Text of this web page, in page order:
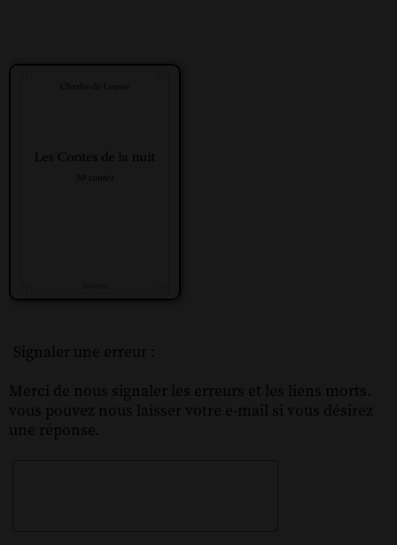
Signaler une erreur :
Merci de nous signaler les erreurs et les liens morts.
vous pouvez nous laisser votre e-mail si vous désirez
une réponse.